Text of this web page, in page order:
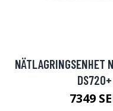
NÄTLAGRINGSENHET
DS720+
7349